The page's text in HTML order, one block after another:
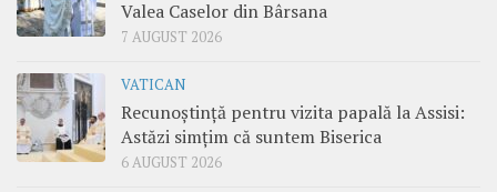
Valea Caselor din Bârsana
7 AUGUST 2026
VATICAN
Recunoștință pentru vizita papală la Assisi:
Astăzi simțim că suntem Biserica
6 AUGUST 2026